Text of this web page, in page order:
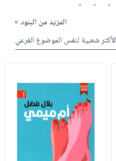
3
4
5
المزيد من البنود »
الأكثر شعبية لنفس الموضوع الفرعي